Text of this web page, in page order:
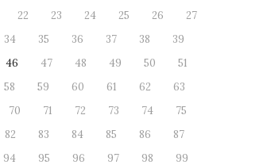
22 23 24 25 26
27
34 35 36 37 38
39
46 47 48 49 50
51
58 59 60 61 62
63
70 71 72 73 74
75
82 83 84 85 86
87
94 95 96 97 98 99